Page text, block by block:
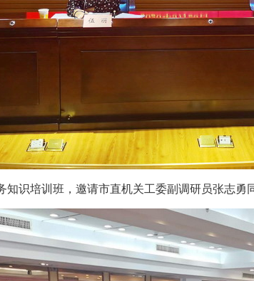
识培训班，邀请市直机关工委副调研员张志勇